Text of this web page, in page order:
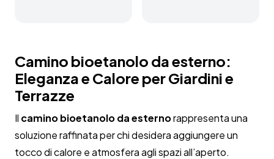
Camino bioetanolo da esterno:
Eleganza e Calore per Giardini e
Terrazze
Il camino bioetanolo da esternorappresenta una
soluzione raffinata per chi desidera aggiungere un
tocco di calore e atmosfera agli spazi all’aperto.